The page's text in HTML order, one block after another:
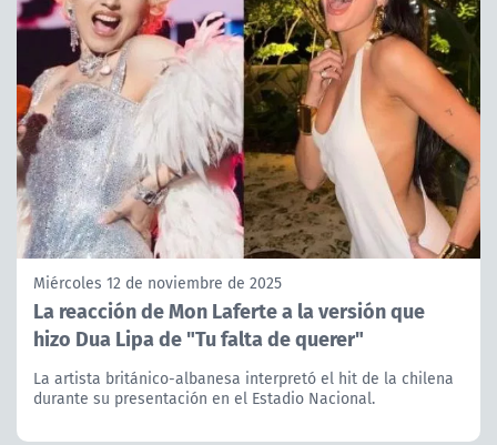
Miércoles 12 de noviembre de 2025
La reacción de Mon Laferte a la versión que
hizo Dua Lipa de "Tu falta de querer"
La artista británico-albanesa interpretó el hit de la chilena
durante su presentación en el Estadio Nacional.